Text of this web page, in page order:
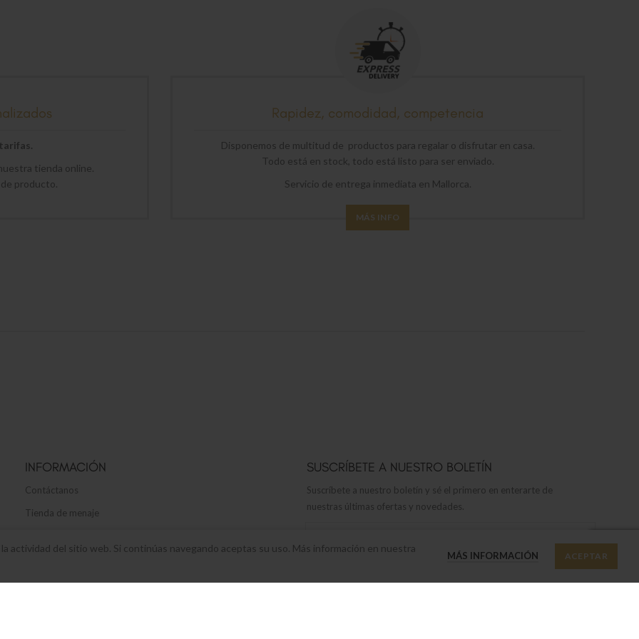
tienda online.
producto.
Rapidez, comodidad, competencia
Disponemos de multitud de productos para regalar o disfrutar en casa.
Todo está en stock, todo está listo para ser enviado.
Servicio de entrega inmediata en Mallorca.
MÁS INFO
INFORMACIÓN
Contáctanos
Tienda de menaje
Política de privacidad y cookies
SUSCRÍBETE A NUESTRO BOLETÍN
Suscríbete a nuestro boletín y sé el primero en enterarte de
nuestras últimas ofertas y novedades.
actividad del sitio web. Si continúas navegando aceptas su uso. Más información en nuestra
MÁS INFORMACIÓN ACEPTAR